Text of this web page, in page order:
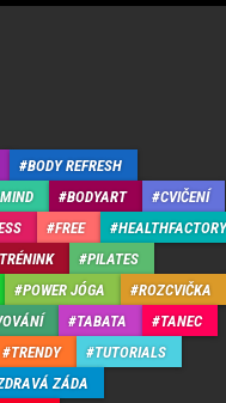
BODY REFRESH
BODYART
CVIČENÍ
FREE
HEALTHFACTORY
PILATES
POWER JÓGA
ROZCVIČKA
TABATA
TANEC
TRENDY
TUTORIALS
ZÁDA